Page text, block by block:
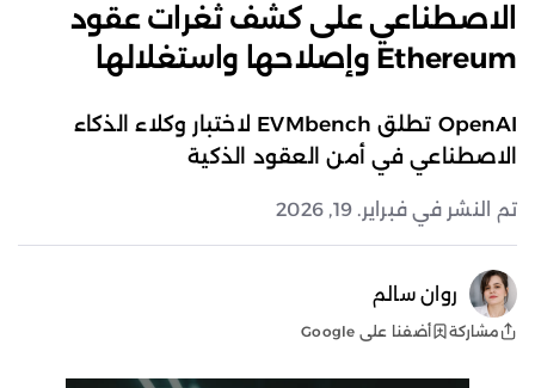
الاصطناعي على كشف ثغرات عقود
Ethereum وإصلاحها واستغلالها
OpenAI تطلق EVMbench لاختبار وكلاء الذكاء
الاصطناعي في أمن العقود الذكية
تم النشر في فبراير. 19, 2026
روان سالم
مشاركة أضفنا على Google